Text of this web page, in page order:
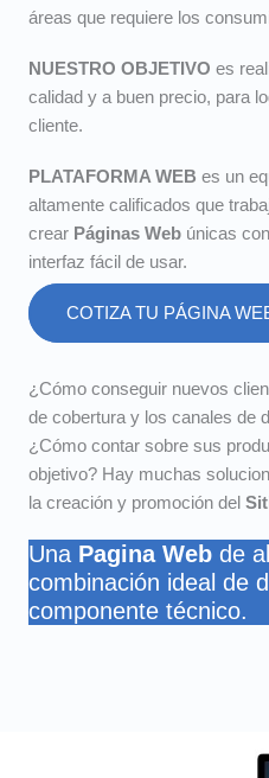
áreas que requiere los
NUESTRO OBJETIVO es
calidad y a buen precio, para
cliente.
PLATAFORMA WEB es un
altamente calificados que
crear Páginas Web únicas
interfaz fácil de usar.
COTIZA TU PÁGINA
¿Cómo conseguir nuevos
de cobertura y los canales de
¿Cómo contar sobre sus
objetivo? Hay muchas
la creación y promoción del
Una Pagina Web de
combinación ideal de
componente técnico.